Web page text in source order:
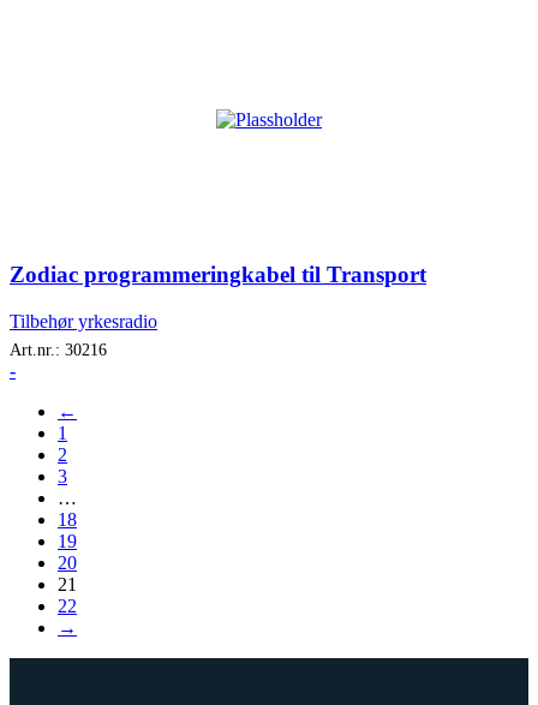
Zodiac programmeringkabel til Transport
Tilbehør yrkesradio
Art.nr.: 30216
-
←
1
2
3
…
18
19
20
21
22
→